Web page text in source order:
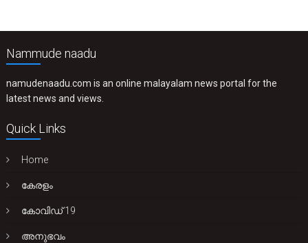
Nammude naadu
namudenaadu.com is an online malayalam news portal for the
latest news and views.
Quick Links
Home
കേരളം
കോവിഡ് 19
അനുഭവം